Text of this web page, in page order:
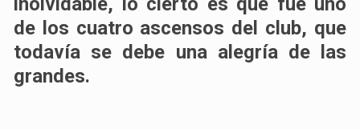
de los cuatro ascensos del club, que
todavía se debe una alegría de las
grandes.